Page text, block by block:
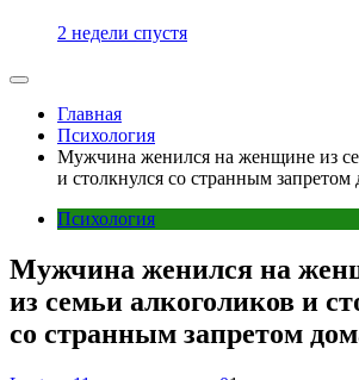
2 недели спустя
Главная
Психология
Мужчина женился на женщине из
и столкнулся со странным запретом
Психология
Мужчина женился на
из семьи алкоголиков и
со странным запретом